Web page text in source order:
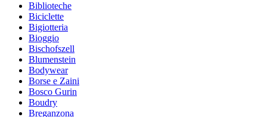
Biblioteche
Biciclette
Bigiotteria
Bioggio
Bischofszell
Blumenstein
Bodywear
Borse e Zaini
Bosco Gurin
Boudry
Breganzona